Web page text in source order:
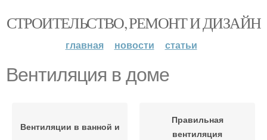
СТРОИТЕЛЬСТВО, РЕМОНТ И ДИЗАЙН
главная новости статьи
Вентиляция в доме
Вентиляции в ванной и
Правильная
вентиляция